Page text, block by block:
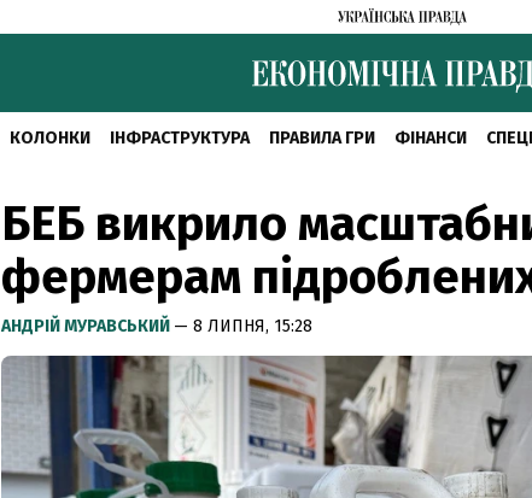
КОЛОНКИ ІНФРАСТРУКТУРА ПРАВИЛА ГРИ ФІНАНСИ
БЕБ викрило
фермерам підроблених
АНДРІЙ МУРАВСЬКИЙ — 8 ЛИПНЯ, 15:28